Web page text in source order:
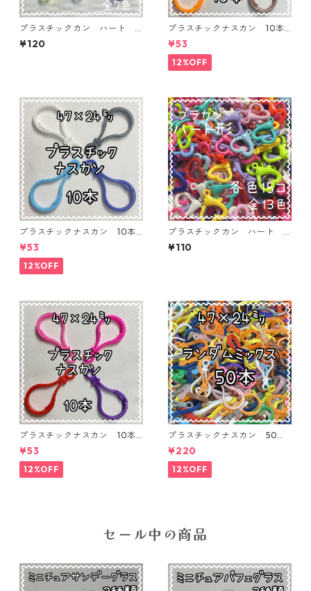
プラスチックカン ハート
単色 10個入り【PK-H】
¥120
プラスチックナスカン 10本
入り【PK-10】
¥53
12%OFF
プラスチックナスカン 10本
入り【PK-10】
¥53
12%OFF
プラスチックカン ハート
単色 15個【PK-15-H】
¥110
プラスチックナスカン 10本
入り【PK-10】
¥53
12%OFF
プラスチックナスカン 50本
入り【PK-50-MIX】
¥220
12%OFF
セール中の商品